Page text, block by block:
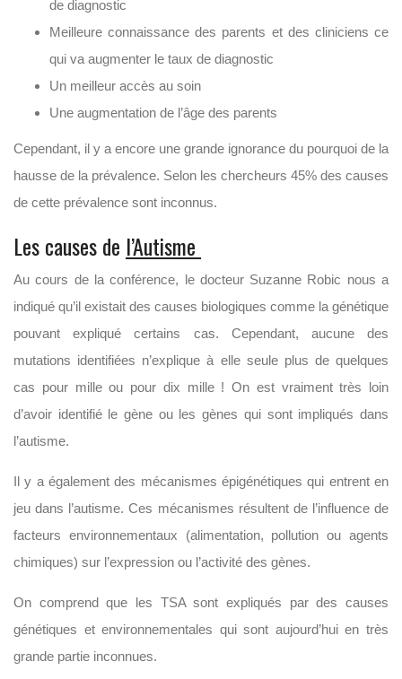
de diagnostic
Meilleure connaissance des parents et des cliniciens ce
qui va augmenter le taux de diagnostic
Un meilleur accès au soin
Une augmentation de l’âge des parents
Cependant, il y a encore une grande ignorance du pourquoi de la
hausse de la prévalence. Selon les chercheurs 45% des causes
de cette prévalence sont inconnus.
Les causes de l’Autisme
Au cours de la conférence, le docteur Suzanne Robic nous a
indiqué qu’il existait des causes biologiques comme la génétique
pouvant expliqué certains cas. Cependant, aucune des
mutations identifiées n’explique à elle seule plus de quelques
cas pour mille ou pour dix mille ! On est vraiment très loin
d’avoir identifié le gène ou les gènes qui sont impliqués dans
l’autisme.
Il y a également des mécanismes épigénétiques qui entrent en
jeu dans l’autisme. Ces mécanismes résultent de l’influence de
facteurs environnementaux (alimentation, pollution ou agents
chimiques) sur l’expression ou l’activité des gènes.
On comprend que les TSA sont expliqués par des causes
génétiques et environnementales qui sont aujourd’hui en très
grande partie inconnues.